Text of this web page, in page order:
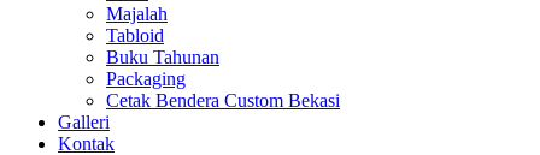
Majalah
Tabloid
Buku Tahunan
Packaging
Cetak Bendera Custom Bekasi
Galleri
Kontak